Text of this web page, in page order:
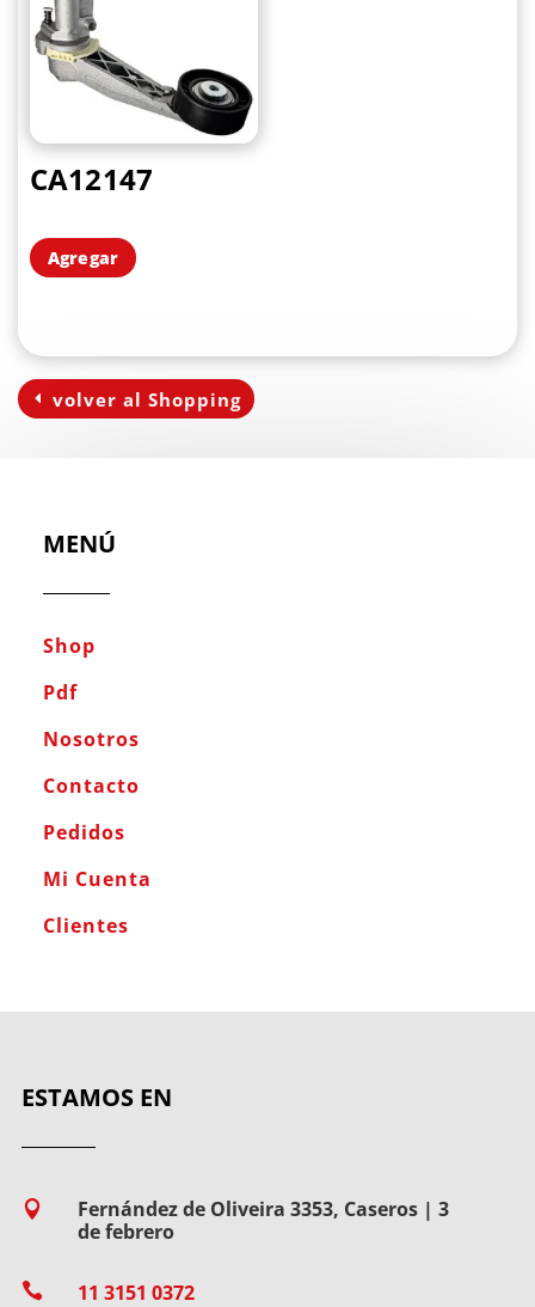
CA12147
Agregar
volver al Shopping
MENÚ
Shop
Pdf
Nosotros
Contacto
Pedidos
Mi Cuenta
Clientes
ESTAMOS EN

Fernández de Oliveira 3353, Caseros | 3
de febrero
 11 3151 0372